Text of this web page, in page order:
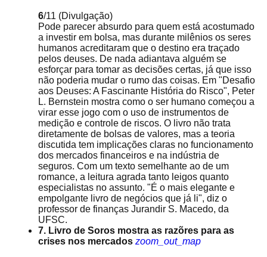
6/11 (Divulgação)
Pode parecer absurdo para quem está acostumado
a investir em bolsa, mas durante milênios os seres
humanos acreditaram que o destino era traçado
pelos deuses. De nada adiantava alguém se
esforçar para tomar as decisões certas, já que isso
não poderia mudar o rumo das coisas. Em "Desafio
aos Deuses: A Fascinante História do Risco", Peter
L. Bernstein mostra como o ser humano começou a
virar esse jogo com o uso de instrumentos de
medição e controle de riscos. O livro não trata
diretamente de bolsas de valores, mas a teoria
discutida tem implicações claras no funcionamento
dos mercados financeiros e na indústria de
seguros. Com um texto semelhante ao de um
romance, a leitura agrada tanto leigos quanto
especialistas no assunto. "É o mais elegante e
empolgante livro de negócios que já li", diz o
professor de finanças Jurandir S. Macedo, da
UFSC.
7. Livro de Soros mostra as razõres para as
crises nos mercados zoom_out_map